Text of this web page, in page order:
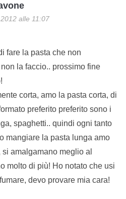
alle 11:07
fare la pasta che non
la faccio.. prossimo fine
corta, amo la pasta corta, di
preferito preferito sono i
spaghetti.. quindi ogni tanto
mangiare la pasta lunga amo
amalgamano meglio al
molto di più! Ho notato che usi
devo provare mia cara!